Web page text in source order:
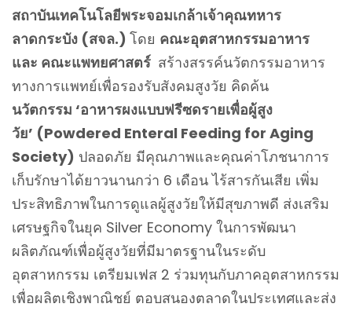
สถาบันเทคโนโลยีพระจอมเกล้าเจ้าคุณทหาร
ลาดกระบัง (สจล.) โดย คณะอุตสาหกรรมอาหาร
และ คณะแพทยศาสตร์ สร้างสรรค์นวัตกรรมอาหาร
ทางการแพทย์เพื่อรองรับสังคมสูงวัย คิดค้น
นวัตกรรม ‘อาหารผงแบบฟรีซดรายเพื่อผู้สูง
วัย’ (Powdered Enteral Feeding for Aging
Society) ปลอดภัย มีคุณภาพและคุณค่าโภชนาการ
เก็บรักษาได้ยาวนานกว่า 6 เดือน ไร้สารกันเสีย เพิ่ม
ประสิทธิภาพในการดูแลผู้สูงวัยให้มีสุขภาพดี ส่งเสริม
เศรษฐกิจในยุค Silver Economy ในการพัฒนา
ผลิตภัณฑ์เพื่อผู้สูงวัยที่มีมาตรฐานในระดับ
อุตสาหกรรม เตรียมเฟส 2 ร่วมทุนกับภาคอุตสาหกรรม
เพื่อผลิตเชิงพาณิชย์ ตอบสนองตลาดในประเทศและส่ง